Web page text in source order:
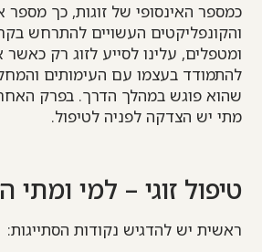
כמספר האינסופי של זוגות, כך מספר
והקונפליקטים העשויים להתרחש
ומטפלים, עלינו לסייע לזוג רק כאשר
להתמודד בעצמו עם העימותים
שהוא פוגש במהלך הדרך. בפרק
מתי יש הצדקה לפניה לטיפול.
טיפול זוגי – למי ומתי
ראשית יש להדגיש נקודות הסתייגות: